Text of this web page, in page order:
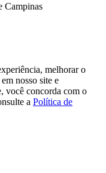
Campinas
melhorar o
nosso site e
você concorda com o
a Política de